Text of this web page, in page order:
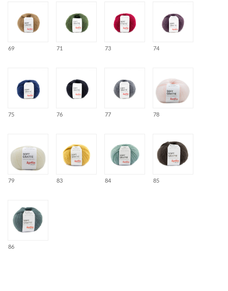
69 71 73 74
75 76 77 78
79 83 84 85
86